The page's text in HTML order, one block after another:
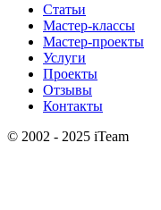
Статьи
Мастер-классы
Мастер-проекты
Услуги
Проекты
Отзывы
Контакты
© 2002 - 2025 iTeam